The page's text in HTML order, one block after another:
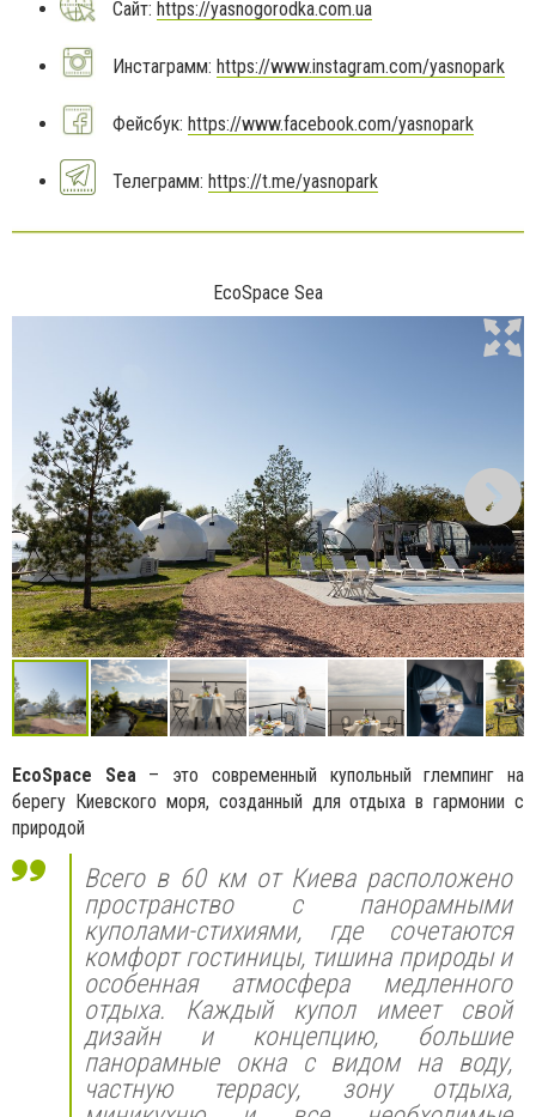
Сайт: https://yasnogorodka.com.ua
Инстаграмм: https://www.instagram.com/yasnopark
Фейсбук: https://www.facebook.com/yasnopark
Телеграмм: https://t.me/yasnopark
EcoSpace Sea
EcoSpace Sea– это современный купольный глемпинг на
берегу Киевского моря, созданный для отдыха в гармонии с
природой
Всего в 60 км от Киева расположено
пространство с панорамными
куполами-стихиями, где сочетаются
комфорт гостиницы, тишина природы и
особенная атмосфера медленного
отдыха. Каждый купол имеет свой
дизайн и концепцию, большие
панорамные окна с видом на воду,
частную террасу, зону отдыха,